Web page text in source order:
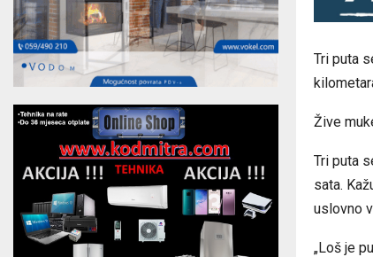
Tri puta
Žive
Tri puta
sata.
uslovno
„Loš je